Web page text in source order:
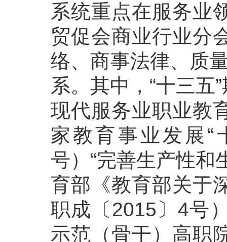
系统重点在服务业
贸促会商业行业分
络、商事法律、质
系。其中，“十三五
现代服务业职业教
家教育事业发展“
号）“完善生产性和
育部《教育部关于
职成〔2015〕4号
示范（骨干）高职